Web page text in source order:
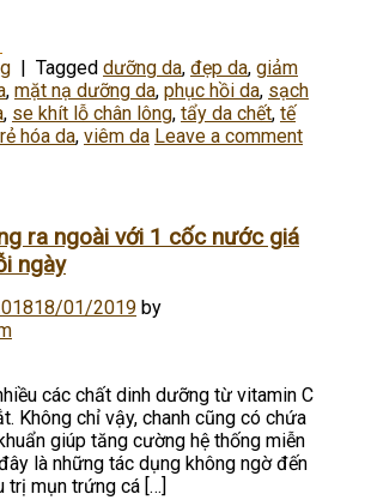
| Tagged dưỡng da, đẹp da, giảm
, mặt nạ dưỡng da, phục hồi da, sạch
, se khít lỗ chân lông, tẩy da chết, tế
hóa da, viêm da Leave a comment
ra ngoài với 1 cốc nước giá
ngày
18/01/2019 by
các chất dinh dưỡng từ vitamin C
Không chỉ vậy, chanh cũng có chứa
giúp tăng cường hệ thống miễn
là những tác dụng không ngờ đến
trị mụn trứng cá […]